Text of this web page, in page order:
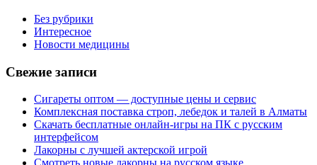
Без рубрики
Интересное
Новости медицины
Свежие записи
Сигареты оптом — доступные цены и сервис
Комплексная поставка строп, лебедок и талей в Алматы
Скачать бесплатные онлайн-игры на ПК с русским
интерфейсом
Лакорны с лучшей актерской игрой